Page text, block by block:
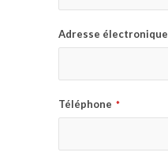
Adresse électronique
Téléphone *